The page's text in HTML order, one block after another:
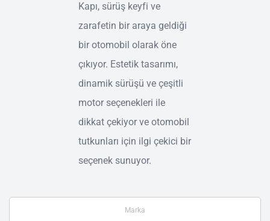
Kapı, sürüş keyfi ve
zarafetin bir araya geldiği
bir otomobil olarak öne
çıkıyor. Estetik tasarımı,
dinamik sürüşü ve çeşitli
motor seçenekleri ile
dikkat çekiyor ve otomobil
tutkunları için ilgi çekici bir
seçenek sunuyor.
Marka